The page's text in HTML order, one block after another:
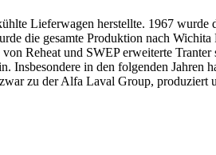
Lieferwagen herstellte. 1967
die gesamte Produktion nach
Reheat und SWEP erweiterte
Insbesondere in den folgenden
zu der Alfa Laval Group, produziert